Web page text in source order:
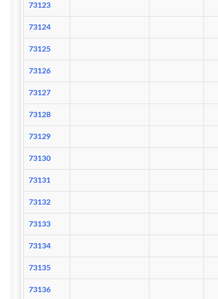
73123
73124
73125
73126
73127
73128
73129
73130
73131
73132
73133
73134
73135
73136